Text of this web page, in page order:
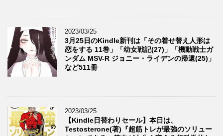
2023/03/25
3月25日のKindle新刊は「その着せ替え人形は
恋をする 11巻」「幼女戦記(27)」「機動戦士ガ
ンダム MSV-R ジョニー・ライデンの帰還(25)」
など511冊
2023/03/25
【Kindle日替わりセール】本日は、
Testosterone(著)『超筋トレが最強のソリュー